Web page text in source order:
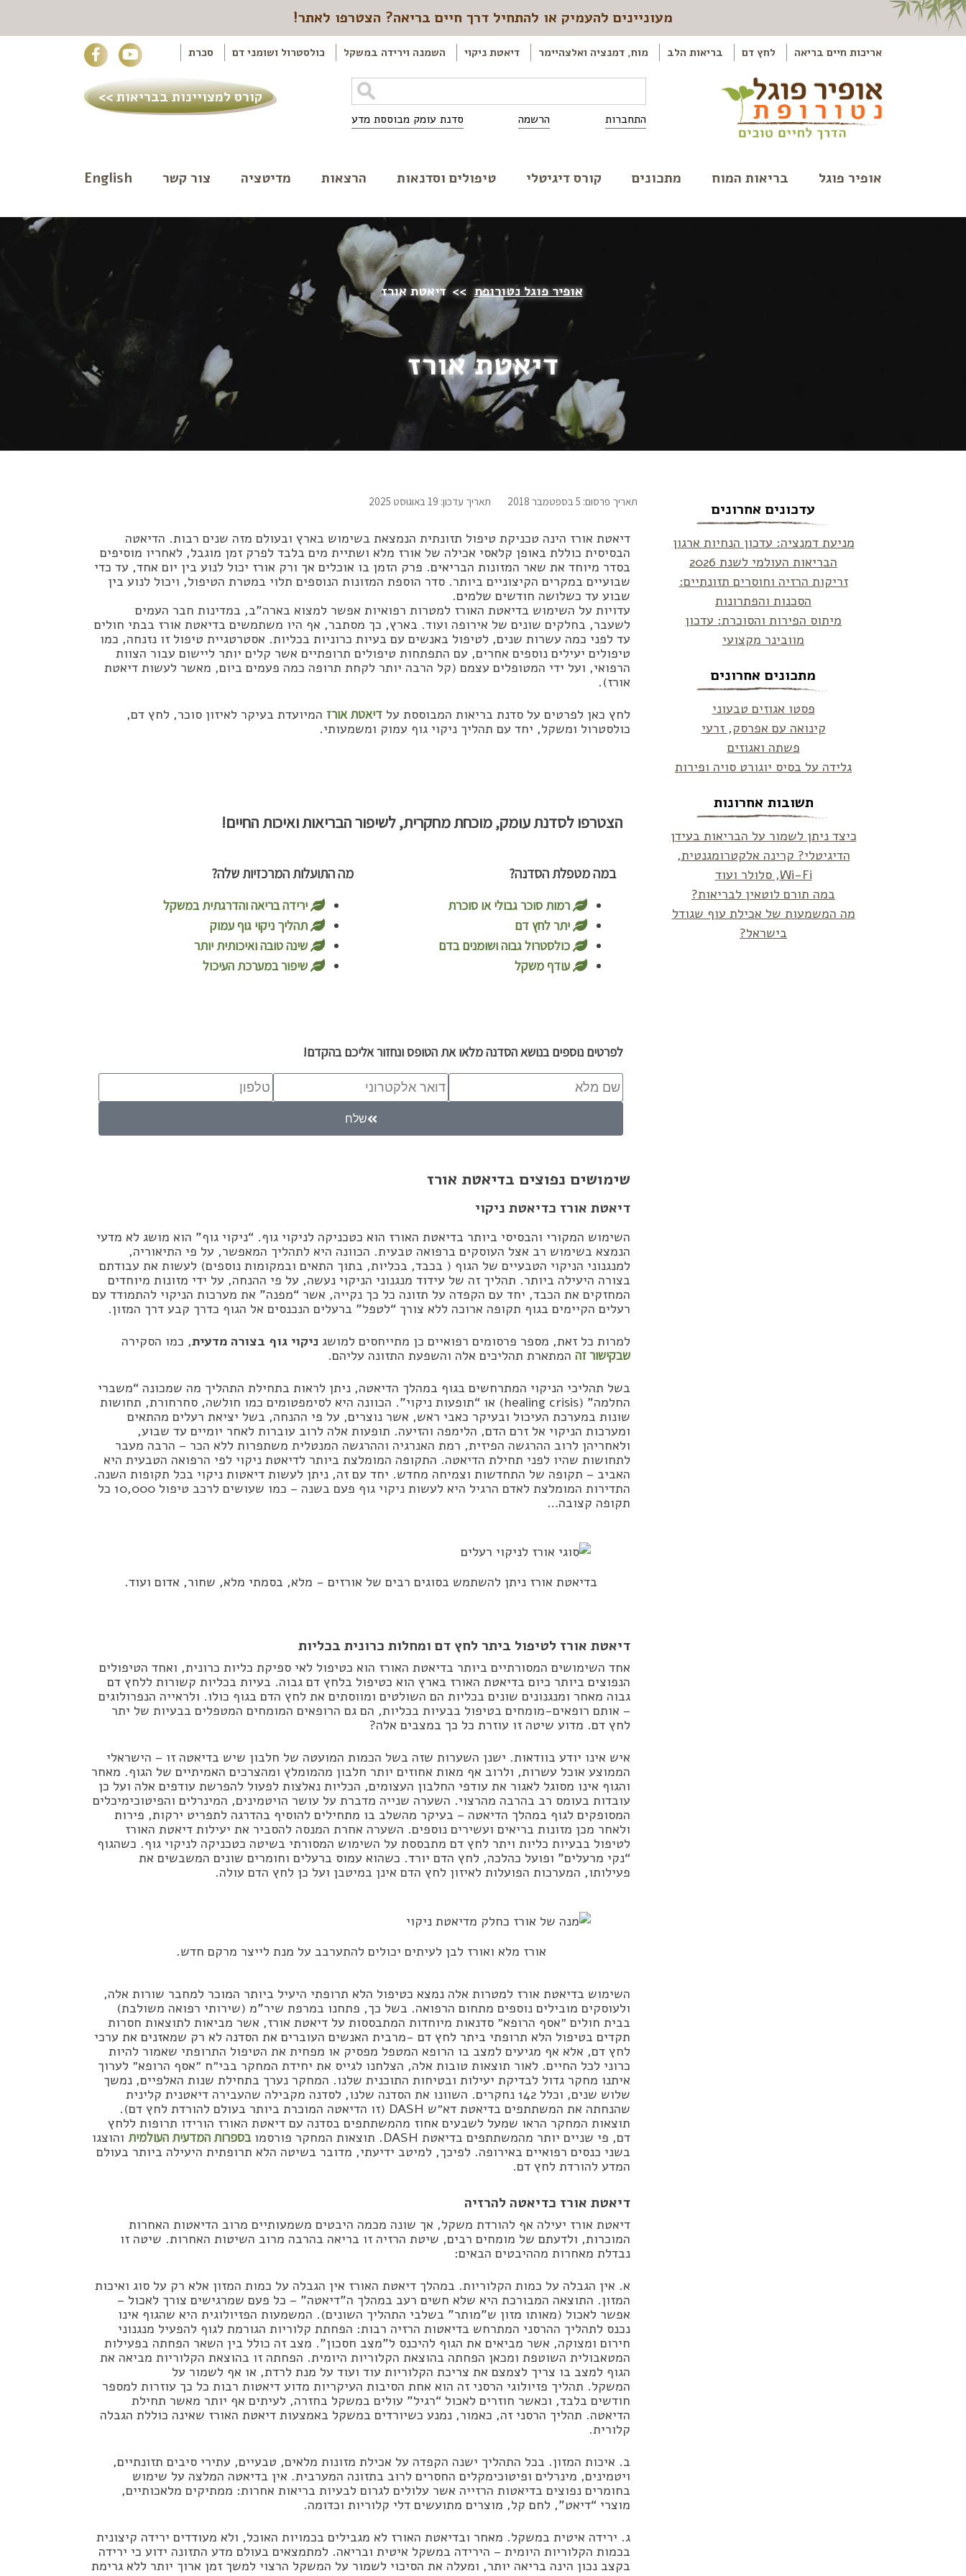
מעוניינים להעמיק או להתחיל דרך חיים בריאה? הצטרפו לאתר!
אריכות חיים בריאה לחץ דם בריאות הלב מוח, דמנציה ואלצהיימר דיאטת ניקוי השמנה וירידה במשקל כולסטרול ושומני דם סכרת
התחברות הרשמה סדנת עומק מבוססת מדע
קורס למצויינות בבריאות >>
אופיר פוגל בריאות המוח מתכונים קורס דיגיטלי טיפולים וסדנאות הרצאות מדיטציה צור קשר English
אופיר פוגל נטורופת >> דיאטת אורז
דיאטת אורז
תאריך פרסום: 5 בספטמבר 2018 תאריך עדכון: 19 באוגוסט 2025
דיאטת אורז הינה טכניקת טיפול תזונתית הנמצאת בשימוש בארץ ובעולם מזה שנים רבות. הדיאטה
הבסיסית כוללת באופן קלאסי אכילה של אורז מלא ושתיית מים בלבד לפרק זמן מוגבל, לאחריו מוסיפים
בסדר מיוחד את שאר המזונות הבריאים. פרק הזמן בו אוכלים אך ורק אורז יכול לנוע בין יום אחד, עד כדי
שבועיים במקרים הקיצוניים ביותר. סדר הוספת המזונות הנוספים תלוי במטרת הטיפול, ויכול לנוע בין
שבוע עד כשלושה חודשים שלמים.
עדויות על השימוש בדיאטת האורז למטרות רפואיות אפשר למצוא בארה”ב, במדינות חבר העמים
לשעבר, בחלקים שונים של אירופה ועוד. בארץ, כך מסתבר, אף היו משתמשים בדיאטת אורז בבתי חולים
עד לפני כמה עשרות שנים, לטיפול באנשים עם בעיות כרוניות בכליות. אסטרטגיית טיפול זו נזנחה, כמו
טיפולים יעילים נוספים אחרים, עם התפתחות טיפולים תרופתיים אשר קלים יותר ליישום עבור הצוות
הרפואי, ועל ידי המטופלים עצמם (קל הרבה יותר לקחת תרופה כמה פעמים ביום, מאשר לעשות דיאטת
אורז).
לחץ כאן לפרטים על סדנת בריאות המבוססת על דיאטת אורז המיועדת בעיקר לאיזון סוכר, לחץ דם,
כולסטרול ומשקל, יחד עם תהליך ניקוי גוף עמוק ומשמעותי.
הצטרפו לסדנת עומק, מוכחת מחקרית, לשיפור הבריאות ואיכות החיים!
במה מטפלת הסדנה?
רמות סוכר גבולי או סוכרת ​
יתר לחץ דם​
כולסטרול גבוה ושומנים בדם
עודף משקל
מה התועלות המרכזיות שלה?
ירידה בריאה והדרגתית במשקל
תהליך ניקוי גוף עמוק
שינה טובה ואיכותית יותר​
שיפור במערכת העיכול​
לפרטים נוספים בנושא הסדנה מלאו את הטופס ונחזור אליכם בהקדם!
שלח
שימושים נפוצים בדיאטת אורז
דיאטת אורז כדיאטת ניקוי
השימוש המקורי והבסיסי ביותר בדיאטת האורז הוא כטכניקה לניקוי גוף. “ניקוי גוף” הוא מושג לא מדעי
הנמצא בשימוש רב אצל העוסקים ברפואה טבעית. הכוונה היא לתהליך המאפשר, על פי התיאוריה,
למנגנוני הניקוי הטבעיים של הגוף ( בכבד, בכליות, בתוך התאים ובמקומות נוספים) לעשות את עבודתם
בצורה היעילה ביותר. תהליך זה של עידוד מנגנוני הניקוי נעשה, על פי ההנחה, על ידי מזונות מיוחדים
המחזקים את הכבד, יחד עם הקפדה על תזונה כל כך נקייה, אשר “מפנה” את מערכות הניקוי להתמודד עם
רעלים הקיימים בגוף תקופה ארוכה ללא צורך “לטפל” ברעלים הנכנסים אל הגוף כדרך קבע דרך המזון.
למרות כל זאת, מספר פרסומים רפואיים כן מתייחסים למושג ניקוי גוף בצורה מדעית, כמו הסקירה
שבקישור זה המתארת תהליכים אלה והשפעת התזונה עליהם.
בשל תהליכי הניקוי המתרחשים בגוף במהלך הדיאטה, ניתן לראות בתחילת התהליך מה שמכונה “משברי
החלמה” (healing crisis) או “תופעות ניקוי”. הכוונה היא לסימפטומים כמו חולשה, סחרחורת, תחושות
שונות במערכת העיכול ובעיקר כאבי ראש, אשר נוצרים, על פי ההנחה, בשל יציאת רעלים מהתאים
ומערכות הניקוי אל זרם הדם, הלימפה והזיעה. תופעות אלה לרוב עוברות לאחר יומיים עד שבוע,
ולאחריהן לרוב ההרגשה הפיזית, רמת האנרגיה וההרגשה המנטלית משתפרות ללא הכר – הרבה מעבר
לתחושות שהיו לפני תחילת הדיאטה. התקופה המומלצת ביותר לדיאטת ניקוי לפי הרפואה הטבעית היא
האביב – תקופה של התחדשות וצמיחה מחדש. יחד עם זה, ניתן לעשות דיאטות ניקוי בכל תקופות השנה.
התדירות המומלצת לאדם הרגיל היא לעשות ניקוי גוף פעם בשנה – כמו שעושים לרכב טיפול 10,000 כל
תקופה קצובה…
בדיאטת אורז ניתן להשתמש בסוגים רבים של אורזים - מלא, בסמתי מלא, שחור, אדום ועוד.
דיאטת אורז לטיפול ביתר לחץ דם ומחלות כרונית בכליות
אחד השימושים המסורתיים ביותר בדיאטת האורז הוא כטיפול לאי ספיקת כליות כרונית, ואחד הטיפולים
הנפוצים ביותר כיום בדיאטת האורז בארץ הוא כטיפול בלחץ דם גבוה. בעיות בכליות קשורות ללחץ דם
גבוה מאחר ומנגנונים שונים בכליות הם השולטים ומווסתים את לחץ הדם בגוף כולו. ולראייה הנפרולוגים
– אותם רופאים-מומחים בטיפול בבעיות בכליות, הם גם הרופאים המומחים המטפלים בבעיות של יתר
לחץ דם. מדוע שיטה זו עוזרת כל כך במצבים אלה?
איש אינו יודע בוודאות. ישנן השערות שזה בשל הכמות המועטה של חלבון שיש בדיאטה זו – הישראלי
הממוצע אוכל עשרות, ולרוב אף מאות אחוזים יותר חלבון מהמומלץ ומהצרכים האמיתיים של הגוף. מאחר
והגוף אינו מסוגל לאגור את עודפי החלבון העצומים, הכליות נאלצות לפעול להפרשת עודפים אלה ועל כן
עובדות בעומס רב בהרבה מהרצוי. השערה שנייה מדברת על עושר הויטמינים, המינרלים והפיטוכימיכלים
המסופקים לגוף במהלך הדיאטה – בעיקר מהשלב בו מתחילים להוסיף בהדרגה לתפריט ירקות, פירות
ולאחר מכן מזונות בריאים ועשירים נוספים. השערה אחרת המנסה להסביר את יעילות דיאטת האורז
לטיפול בבעיות כליות ויתר לחץ דם מתבססת על השימוש המסורתי בשיטה כטכניקה לניקוי גוף. כשהגוף
“נקי מרעלים” ופועל כהלכה, לחץ הדם יורד. כשהוא עמוס ברעלים וחומרים שונים המשבשים את
פעילותו, המערכות הפועלות לאיזון לחץ הדם אינן במיטבן ועל כן לחץ הדם עולה.
אורז מלא ואורז לבן לעיתים יכולים להתערבב על מנת לייצר מרקם חדש.
השימוש בדיאטת אורז למטרות אלה נמצא כטיפול הלא תרופתי היעיל ביותר המוכר למחבר שורות אלה,
ולעוסקים מובילים נוספים מתחום הרפואה. בשל כך, פתחנו במרפת שיר”מ (שירותי רפואה משולבת)
בבית חולים ״אסף הרופא״ סדנאות מיוחדות המתבססות על דיאטת אורז, אשר מביאות לתוצאות חסרות
תקדים בטיפול הלא תרופתי ביתר לחץ דם -מרבית האנשים העוברים את הסדנה לא רק שמאזנים את ערכי
לחץ דם, אלא אף מגיעים למצב בו הרופא המטפל מפסיק או מפחית את הטיפול התרופתי שאמור להיות
כרוני לכל החיים. לאור תוצאות טובות אלה, הצלחנו לגייס את יחידת המחקר בבי״ח ״אסף הרופא״ לערוך
איתנו מחקר גדול לבדיקת יעילות ובטיחות התוכנית שלנו. המחקר נערך בתחילת שנות האלפיים, נמשך
שלוש שנים, וכלל 142 נחקרים. השוונו את הסדנה שלנו, לסדנה מקבילה שהעבירה דיאטנית קלינית
שהנחתה את המשתתפים בדיאטת דא״ש DASH (זו הדיאטה המוכרת ביותר בעולם להורדת לחץ דם).
תוצאות המחקר הראו שמעל לשבעים אחוז מהמשתתפים בסדנה עם דיאטת האורז הורידו תרופות ללחץ
דם, פי שניים יותר מהמשתתפים בדיאטת DASH. תוצאות המחקר פורסמו
בספרות המדעית העולמית והוצגו
בשני כנסים רפואיים באירופה. לפיכך, למיטב ידיעתי, מדובר בשיטה הלא תרופתית היעילה ביותר בעולם
המדע להורדת לחץ דם.
דיאטת אורז כדיאטה להרזיה
דיאטת אורז יעילה אף להורדת משקל, אך שונה מכמה היבטים משמעותיים מרוב הדיאטות האחרות
המוכרות, ולדעתם של מומחים רבים, שיטת הרזיה זו בריאה בהרבה מרוב השיטות האחרות. שיטה זו
נבדלת מאחרות מההיבטים הבאים:
א. אין הגבלה על כמות הקלוריות. במהלך דיאטת האורז אין הגבלה על כמות המזון אלא רק על סוג ואיכות
המזון. התוצאה המבורכת היא שלא חשים רעב במהלך ה”דיאטה” – כל פעם שמרגישים צורך לאכול –
אפשר לאכול (מאותו מזון ש”מותר” בשלבי התהליך השונים). המשמעות הפזיולוגית היא שהגוף אינו
נכנס לתהליך ההרסני המתרחש בדיאטות הרזיה רבות: הפחתת קלוריות הגורמת לגוף להפעיל מנגנוני
חירום ומצוקה, אשר מביאים את הגוף להיכנס ל”מצב חסכון”. מצב זה כולל בין השאר הפחתה בפעילות
המטאבולית השוטפת ומכאן הפחתה בהוצאת הקלוריות היומית. הפחתה זו בהוצאת הקלוריות מביאה את
הגוף למצב בו צריך לצמצם את צריכת הקלוריות עוד ועוד על מנת לרדת, או אף לשמור על
המשקל. תהליך פזיולוגי הרסני זה הוא אחת הסיבות העיקריות מדוע דיאטות רבות כל כך עוזרות למספר
חודשים בלבד, וכאשר חוזרים לאכול “רגיל” עולים במשקל בחזרה, לעיתים אף יותר מאשר תחילת
הדיאטה. תהליך הרסני זה, כאמור, נמנע כשיורדים במשקל באמצעות דיאטת האורז שאינה כוללת הגבלה
קלורית.
ב. איכות המזון. בכל התהליך ישנה הקפדה על אכילת מזונות מלאים, טבעיים, עתירי סיבים תזונתיים,
ויטמינים, מינרלים ופיטוכימקלים החסרים לרוב בתזונה המערבית. אין בדיאטה המלצה על שימוש
בחומרים נפוצים בדיאטות הרזייה אשר עלולים לגרום לבעיות בריאות אחרות: ממתיקים מלאכותיים,
מוצרי “דיאט”, לחם קל, מוצרים מתועשים דלי קלוריות וכדומה.
ג. ירידה איטית במשקל. מאחר ובדיאטת האורז לא מגבילים בכמויות האוכל, ולא מעודדים ירידה קיצונית
בכמות הקלוריות היומית – הירידה במשקל איטית ובריאה. למתמצאים בעולם מדע התזונה ידוע כי ירידה
בקצב נכון הינה בריאה יותר, ומעלה את הסיכוי לשמור על המשקל הרצוי למשך זמן ארוך יותר ללא גרימת
עדכונים אחרונים
מניעת דמנציה: עדכון הנחיות ארגון
הבריאות העולמי לשנת 2026
זריקות הרזיה וחוסרים תזונתיים:
הסכנות והפתרונות
מיתוס הפירות והסוכרת: עדכון
מוובינר מקצועי
מתכונים אחרונים
פסטו אגוזים טבעוני
קינואה עם אפרסק, זרעי
פשתה ואגוזים
גלידה על בסיס יוגורט סויה ופירות
תשובות אחרונות
כיצד ניתן לשמור על הבריאות בעידן
הדיגיטלי? קרינה אלקטרומגנטית,
Wi-Fi, סלולר ועוד
במה תורם לוטאין לבריאות?
מה המשמעות של אכילת עוף שגודל
בישראל?